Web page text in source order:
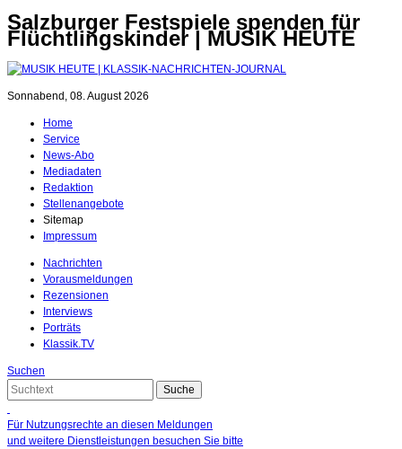
Salzburger Festspiele spenden für
Flüchtlingskinder | MUSIK HEUTE
Sonnabend, 08. August 2026
Home
Service
News-Abo
Mediadaten
Redaktion
Stellenangebote
Sitemap
Impressum
Nachrichten
Vorausmeldungen
Rezensionen
Interviews
Porträts
Klassik.TV
Suchen
Für Nutzungsrechte an diesen Meldungen
und weitere Dienstleistungen besuchen Sie bitte